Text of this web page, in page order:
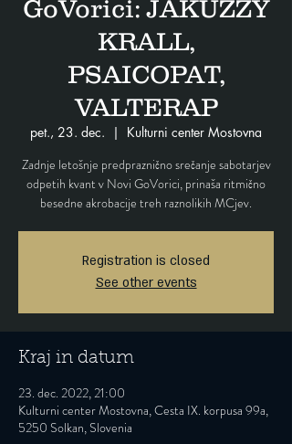
GoVorici: JAKUZZY
KRALL,
PSAICOPAT,
VALTERAP
pet., 23. dec.
  |
Kulturni center Mostovna
Zadnje letošnje predpraznično srečanje sabotarjev
odpetih kvant v Novi GoVorici, prinaša ritmično
Registration is closed
See other events
Kraj in datum
23. dec. 2022, 21:00
Kulturni center Mostovna, Cesta IX. korpusa 99a,
5250 Solkan, Slovenia